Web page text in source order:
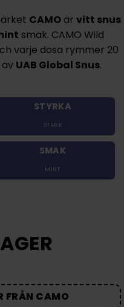
CAMO är vitt snus
smak. CAMO Wild
varje dosa rymmer 20
UAB Global Snus.
STYRKA
STARK
SMAK
MINT
FRÅN CAMO